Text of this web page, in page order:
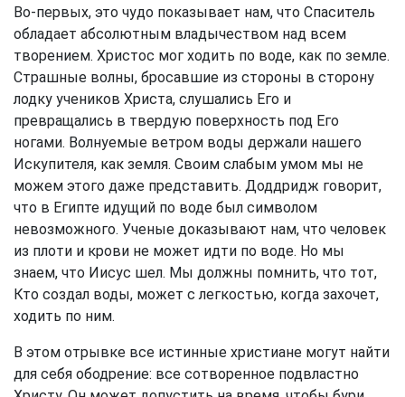
Во-первых, это чудо показывает нам, что Спаситель
обладает абсолютным владычеством над всем
творением. Христос мог ходить по воде, как по земле.
Страшные волны, бросавшие из стороны в сторону
лодку учеников Христа, слушались Его и
превращались в твердую поверхность под Его
ногами. Волнуемые ветром воды держали нашего
Искупителя, как земля. Своим слабым умом мы не
можем этого даже представить. Доддридж говорит,
что в Египте идущий по воде был символом
невозможного. Ученые доказывают нам, что человек
из плоти и крови не может идти по воде. Но мы
знаем, что Иисус шел. Мы должны помнить, что тот,
Кто создал воды, может с легкостью, когда захочет,
ходить по ним.
В этом отрывке все истинные христиане могут найти
для себя ободрение: все сотворенное подвластно